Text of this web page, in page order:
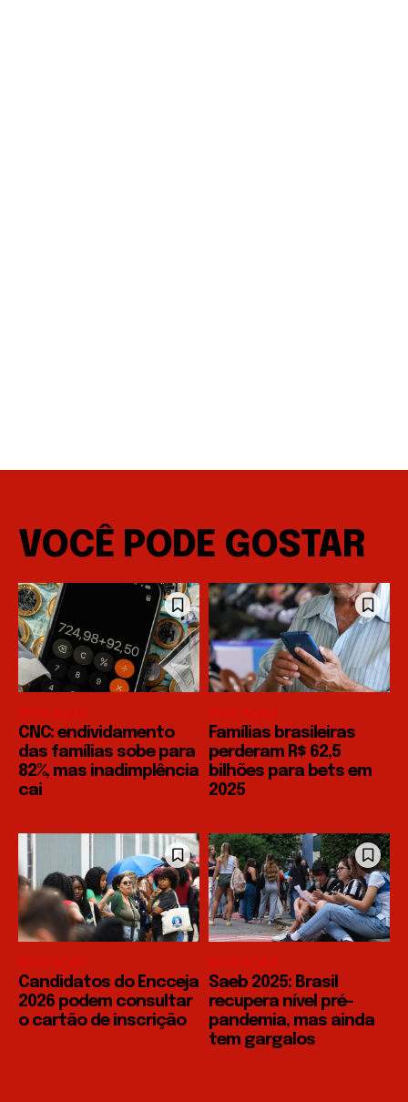
VOCÊ PODE GOSTAR
EDUCAÇÃO
CNC: endividamento
das famílias sobe para
82%, mas inadimplência
cai
EDUCAÇÃO
Famílias brasileiras
perderam R$ 62,5
bilhões para bets em
2025
EDUCAÇÃO
Candidatos do Encceja
2026 podem consultar
o cartão de inscrição
EDUCAÇÃO
Saeb 2025: Brasil
recupera nível pré-
pandemia, mas ainda
tem gargalos